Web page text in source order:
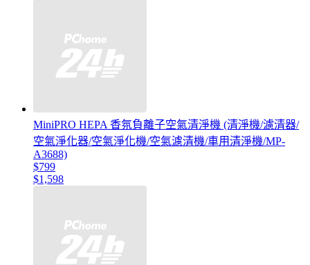
MiniPRO HEPA 香氛負離子空氣清淨機 (清淨機/濾清器/
空氣淨化器/空氣淨化機/空氣濾清機/車用清淨機/MP-
A3688)
$799
$1,598